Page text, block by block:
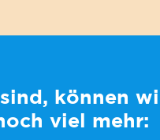
können
viel mehr: